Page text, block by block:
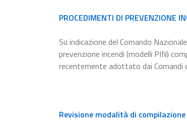
PROCEDIMENTI DI PREVENZIONE
Su indicazione del Comando
prevenzione incendi (modelli PIN)
recentemente adottato dai Comandi
Revisione modalità di